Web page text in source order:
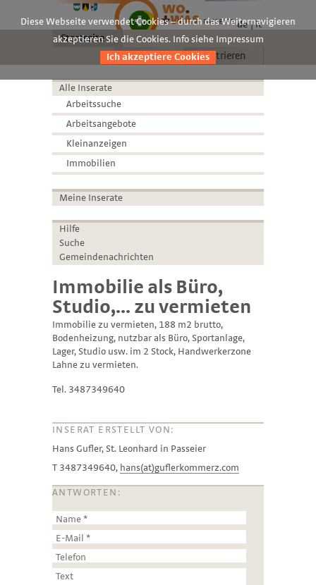
de it
Startseite
Anmelden
Registrieren
Alle Inserate
Arbeitssuche
Arbeitsangebote
Kleinanzeigen
Immobilien
Meine Inserate
Hilfe
Suche
Gemeindenachrichten
Immobilie als Büro,
Studio,... zu vermieten
Immobilie zu vermieten, 188 m2 brutto,
Bodenheizung, nutzbar als Büro, Sportanlage,
Lager, Studio usw. im 2 Stock, Handwerkerzone
Lahne zu vermieten.
Tel. 3487349640
INSERAT ERSTELLT VON:
Hans Gufler, St. Leonhard in Passeier
T 3487349640, hans(at)guflerkommerz.com
ANTWORTEN:
Diese Webseite verwendet Cookies – durch das Weiternavigieren
akzeptieren Sie die Cookies. Info siehe Impressum
Ich akzeptiere Cookies